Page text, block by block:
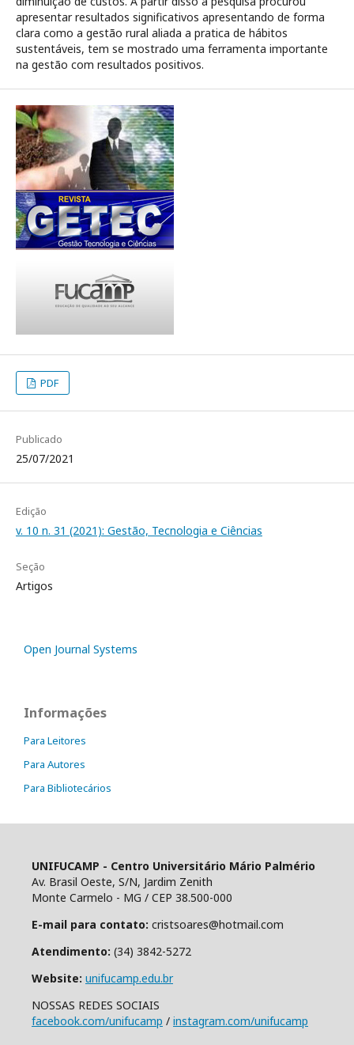
apresentar resultados significativos apresentando de forma
clara como a gestão rural aliada a pratica de hábitos
sustentáveis, tem se mostrado uma ferramenta importante
na gestão com resultados positivos.
PDF
Publicado
25/07/2021
Edição
v. 10 n. 31 (2021): Gestão, Tecnologia e Ciências
Seção
Artigos
Open Journal Systems
Informações
Para Leitores
Para Autores
Para Bibliotecários
UNIFUCAMP - Centro Universitário Mário Palmério
Av. Brasil Oeste, S/N, Jardim Zenith
Monte Carmelo - MG / CEP 38.500-000
E-mail para contato: cristsoares@hotmail.com
Atendimento: (34) 3842-5272
Website: unifucamp.edu.br
NOSSAS REDES SOCIAIS
facebook.com/unifucamp / instagram.com/unifucamp